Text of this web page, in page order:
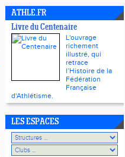
ATHLE.FR
Livre du Centenaire
L'ouvrage
richement
illustré, qui
retrace
l’Histoire de la
Fédération
Française
d'Athlétisme.
LES ESPACES